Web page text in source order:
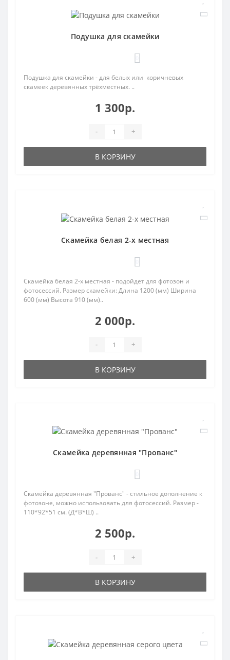
Подушка для скамейки
Подушка для скамейки - для белых или коричневых
скамеек деревянных трёхместных. ..
1 300р.
- +
В КОРЗИНУ
Скамейка белая 2-х местная
Скамейка белая 2-х местная - подойдет для фотозон и
фотосессий. Размер скамейки: Длина 1200 (мм) Ширина
600 (мм) Высота 910 (мм)..
2 000р.
- +
В КОРЗИНУ
Скамейка деревянная "Прованс"
Скамейка деревянная "Прованс" - стильное дополнение к
фотозоне, можно использовать для фотосессий. Размер -
110*92*51 см. (Д*В*Ш) ..
2 500р.
- +
В КОРЗИНУ